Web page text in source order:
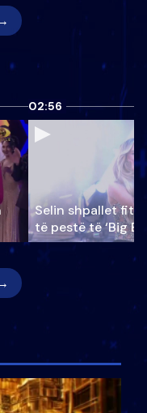
02:56
Selin shpallet
të pestë të ‘Big